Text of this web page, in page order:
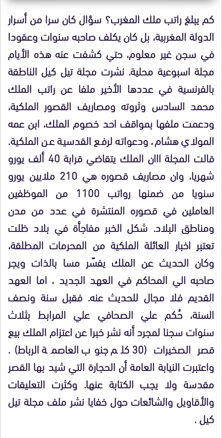
كم يبلغ راتب ملك المغرب؟ سؤال كان سرا من أسرار
الدولة المغربية، بل كان يكلف صاحبه سنوات وعقودا
في سجن غير معلوم، حتي كشفت عنه هذه الأيام
مجلة اسبوعية محلية. نشرت مجلة تيل كيل الناطقة
بالفرنسية في عددها الأخير ملفا عن راتب الملك
محمد السادس وثروته ومصاريف القصور الملكية،
ودعمت ملفها بمواقف احد خصوم الملك، ابن عمه
المولاي هشام، ودعواته لرفع القدسية عن الملكية.
قالت المجلة ااان الملك يتقاضي قرابة 40 ألف يورو
شهريا، وان مصاريف قصوره هي 210 ملايين يورو
سنويا من ضمنها رواتب 1100 من الموظفين
العاملين في قصوره المنتشرة في عدد من مدن
ومناطق البلاد. شكل الخبر مفاجأة في بلاد ظلت
تعتبر اخبار العائلة الملكية من المحرمات المطلقة،
وكان الحديث عن الملك يفسّر مسا بالذات ويجر
صاحبه الي المحاكم في العهد الجديد ، اما العهد
القديم فلا مجال للحديث عنه. فقبل سنة ونصف
السنة، حُكم علي الصحافي علي المرابط بثلاث
سنوات سجنا لمجرد أنه نشر خبرا عن اعتزام الملك بيع
قصر الصخيرات (30 كلم جنوب العاصمة الرباط).
واعتبرت النيابة العامة أن الحجارة التي شيد بها القصر
مقدسة ولا يجب الكتابة عنها. وكثرت التعليقات
والأقاويل والشائعات حول خفايا نشر ملف مجلة تيل
كيل .